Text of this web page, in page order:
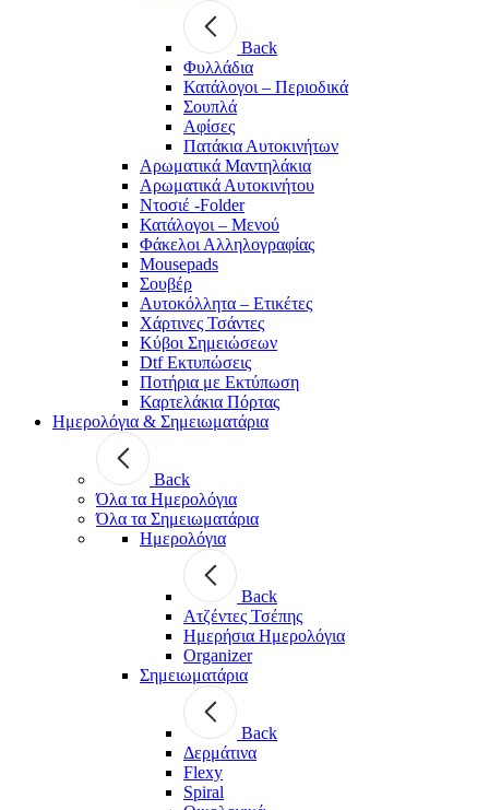
Back
Φυλλάδια
Κατάλογοι – Περιοδικά
Σουπλά
Αφίσες
Πατάκια Αυτοκινήτων
Αρωματικά Μαντηλάκια
Αρωματικά Αυτοκινήτου
Ντοσιέ -Folder
Κατάλογοι – Μενού
Φάκελοι Αλληλογραφίας
Mousepads
Σουβέρ
Αυτοκόλλητα – Ετικέτες
Χάρτινες Τσάντες
Κύβοι Σημειώσεων
Dtf Εκτυπώσεις
Ποτήρια με Εκτύπωση
Καρτελάκια Πόρτας
Ημερολόγια & Σημειωματάρια
Back
Όλα τα Ημερολόγια
Όλα τα Σημειωματάρια
Ημερολόγια
Back
Ατζέντες Τσέπης
Ημερήσια Ημερολόγια
Organizer
Σημειωματάρια
Back
Δερμάτινα
Flexy
Spiral